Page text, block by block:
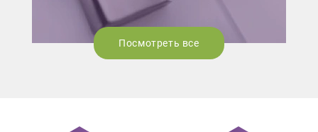
Посмотреть все